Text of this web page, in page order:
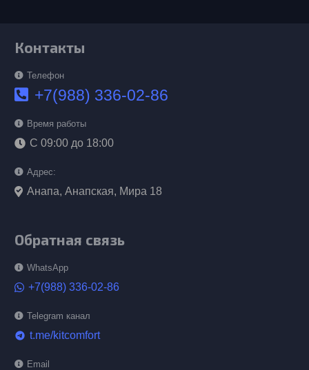
Контакты
Телефон
+7(988) 336-02-86
Время работы
С 09:00 до 18:00
Адрес:
Анапа, Анапская, Мира 18
Обратная связь
WhatsApp
+7(988) 336-02-86
Telegram канал
telegram t.me/kitcomfort
Email